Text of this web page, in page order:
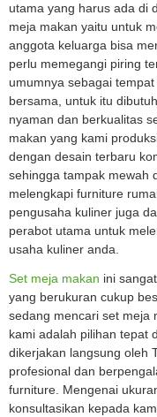
utama yang harus ada di
meja makan yaitu untuk
anggota keluarga bisa
perlu memegangi piring
umumnya sebagai
bersama, untuk itu
nyaman dan berkualitas
makan yang kami
dengan desain terbaru
sehingga tampak mewah
melengkapi furniture
pengusaha kuliner juga
perabot utama untuk
usaha kuliner anda.
Set meja makan ini
yang berukuran cukup
sedang mencari set meja
kami adalah pilihan tepat
dikerjakan langsung oleh
profesional dan
furniture. Mengenai
konsultasikan kepada